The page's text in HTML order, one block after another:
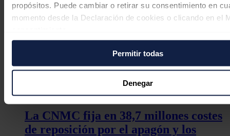
propósitos. Puede cambiar o retirar su consentimiento en
momento desde la Declaración de cookies o clicando en el
Si lo permite, también quisiéramos:
Recopilar información sobre su ubicación geográfica
puede tener una precisión de varios metros
Identificar su dispositivo analizándolo activamente
características específicas (huellas digitales)
Obtenga más información sobre cómo se procesan sus
personales y establezca sus preferencias en lasección de
Permitir todas
Denegar
La CNMC fija en 38,7 millones costes
de reposición por el apagón y los